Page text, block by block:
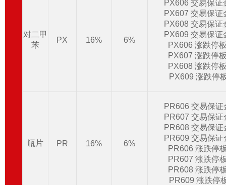
对二甲
苯
PX 16% 6%
PX606 交易保
PX607 交易保
PX608 交易保
PX609 交易保
PX606 涨跌停
PX607 涨跌停
PX608 涨跌停
PX609 涨跌停
瓶片 PR 16% 6%
PR606 交易保
PR607 交易保
PR608 交易保
PR609 交易保
PR606 涨跌停
PR607 涨跌停
PR608 涨跌停
PR609 涨跌停